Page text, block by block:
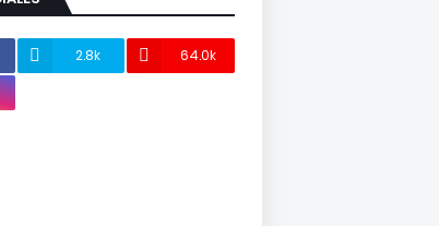
2.8k
64.0k